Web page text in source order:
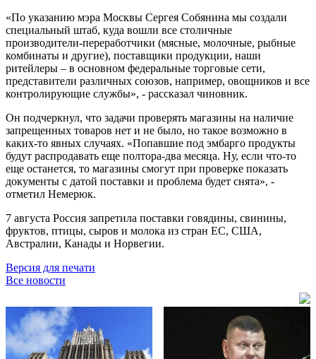
«По указанию мэра Москвы Сергея Собянина мы создали
специальный штаб, куда вошли все столичные
производители-переработчики (мясные, молочные, рыбные
комбинаты и другие), поставщики продукции, наши
ритейлеры – в основном федеральные торговые сети,
представители различных союзов, например, овощников и все
контролирующие службы», - рассказал чиновник.
Он подчеркнул, что задачи проверять магазины на наличие
запрещенных товаров нет и не было, но такое возможно в
каких-то явных случаях. «Попавшие под эмбарго продукты
будут распродавать еще полтора-два месяца. Ну, если что-то
еще останется, то магазины смогут при проверке показать
документы с датой поставки и проблема будет снята», -
отметил Немерюк.
7 августа Россия запретила поставки говядины, свинины,
фруктов, птицы, сыров и молока из стран ЕС, США,
Австралии, Канады и Норвегии.
Версия для печати
Все новости